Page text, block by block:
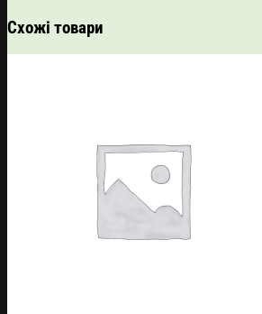
Схожі товари